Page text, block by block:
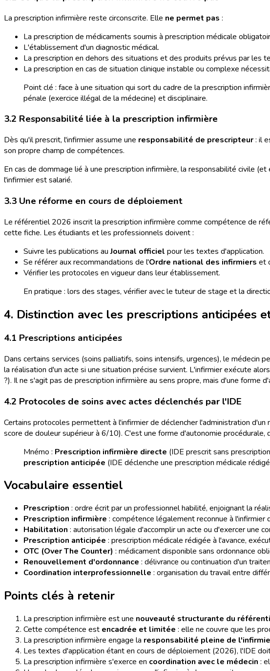
La prescription infirmière reste circonscrite. Elle ne permet pas :
La prescription de médicaments soumis à prescription médicale
L'établissement d'un diagnostic médical.
La prescription en dehors des situations et des produits prévus par les
La prescription en cas de situation clinique instable ou complexe
Point clé : face à une situation qui sort du cadre de la prescription
pénale (exercice illégal de la médecine) et disciplinaire.
3.2 Responsabilité liée à la prescription infirmière
Dès qu'il prescrit, l'infirmier assume une responsabilité de prescripteur: il
son propre champ de compétences.
En cas de dommage lié à une prescription infirmière, la responsabilité civile
l'infirmier est salarié.
3.3 Une réforme en cours de déploiement
Le référentiel 2026 inscrit la prescription infirmière comme compétence de
cette fiche. Les étudiants et les professionnels doivent :
Suivre les publications auJournal officiel pour les textes d'application.
Se référer aux recommandations de l'Ordre national des infirmiers et
Vérifier les protocoles en vigueur dans leur établissement.
En pratique : lors des stages, vérifier avec le tuteur de stage et la
4. Distinction avec les prescriptions anticipées
4.1 Prescriptions anticipées
Dans certains services (soins palliatifs, soins intensifs, urgences), le médecin
la réalisation d'un acte si une situation précise survient. L'infirmier exécute
?). Il ne s'agit pas de prescription infirmière au sens propre, mais d'une forme
4.2 Protocoles de soins avec actes déclenchés par l'IDE
Certains protocoles permettent à l'infirmier de déclencher l'administration
score de douleur supérieur à 6/10). C'est une forme d'autonomie
Mnémo : Prescription infirmière directe (IDE prescrit sans
prescription anticipée (IDE déclenche une prescription médicale
Vocabulaire essentiel
Prescription : ordre écrit par un professionnel habilité, enjoignant la
Prescription infirmière : compétence légalement reconnue à
Habilitation : autorisation légale d'accomplir un acte ou d'exercer une
Prescription anticipée : prescription médicale rédigée à l'avance,
OTC (Over The Counter) : médicament disponible sans ordonnance
Renouvellement d'ordonnance : délivrance ou continuation d'un
Coordination interprofessionnelle : organisation du travail entre
Points clés à retenir
La prescription infirmière est une nouveauté structurante du
Cette compétence est encadrée et limitée : elle ne couvre que les
La prescription infirmière engage la responsabilité pleine de
Les textes d'application étant en cours de déploiement (2026), l'IDE
La prescription infirmière s'exerce en coordination avec le médecin :